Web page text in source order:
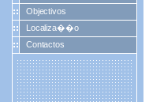
Objectivos
Localiza��o
Contactos